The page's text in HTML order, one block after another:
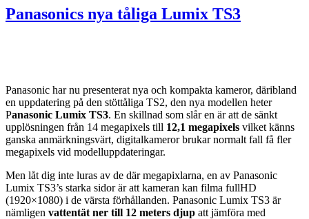
Panasonics nya tåliga Lumix TS3
Panasonic har nu presenterat nya och kompakta kameror, däribland
en uppdatering på den stöttåliga TS2, den nya modellen heter
Panasonic Lumix TS3. En skillnad som slår en är att de sänkt
upplösningen från 14 megapixels till 12,1 megapixels vilket känns
ganska anmärkningsvärt, digitalkameror brukar normalt fall få fler
megapixels vid modelluppdateringar.
Men låt dig inte luras av de där megapixlarna, en av Panasonic
Lumix TS3’s starka sidor är att kameran kan filma fullHD
(1920×1080) i de värsta förhållanden. Panasonic Lumix TS3 är
nämligen vattentät ner till 12 meters djup att jämföra med